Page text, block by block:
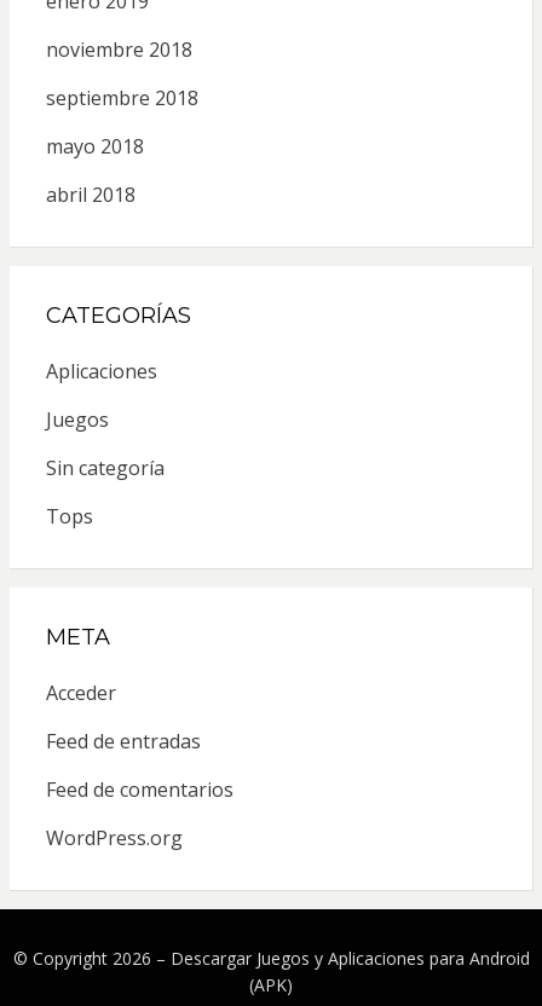
noviembre 2018
septiembre 2018
mayo 2018
abril 2018
CATEGORÍAS
Aplicaciones
Juegos
Sin categoría
Tops
META
Acceder
Feed de entradas
Feed de comentarios
WordPress.org
© Copyright 2026 – Descargar Juegos y Aplicaciones para Android
(APK)